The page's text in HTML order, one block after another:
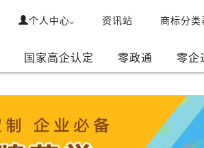
商标分类
资讯站
个人中心
国家高企认定 零政通 零企